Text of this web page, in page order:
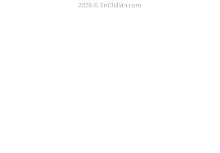
2026 © EnChillán.com